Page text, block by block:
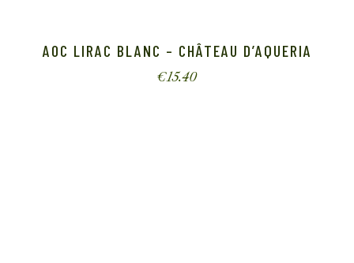
AOC LIRAC BLANC – CHÂTEAU D’AQUERIA
€15.40